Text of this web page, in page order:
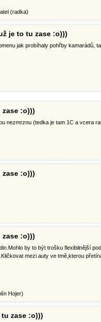
(radka)
je to tu zase :o)))
jak probíhaly pohřby kamarádů,
:o)))
nezmrznu (tedka je tam 1C a vcera
:o)))
:o)))
by to být trošku flexibilnější
mezi auty ve tmě,kterou
Hojer)
zase :o)))